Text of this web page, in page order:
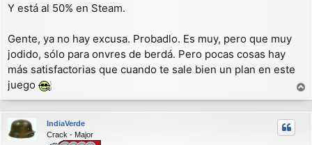
Y está al 50% en Steam.
Gente, ya no hay excusa. Probadlo. Es muy, pero que muy
jodido, sólo para onvres de berdá. Pero pocas cosas hay
más satisfactorias que cuando te sale bien un plan en este
juego
r
r
IndiaVerde
Crack - Major